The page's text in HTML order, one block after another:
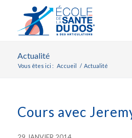
Actualité
Vous êtes ici : Accueil / Actualité
Cours avec